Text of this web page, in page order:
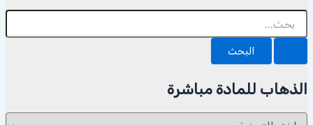
البحث
عن:
الذهاب للمادة مباشرة
الذهاب